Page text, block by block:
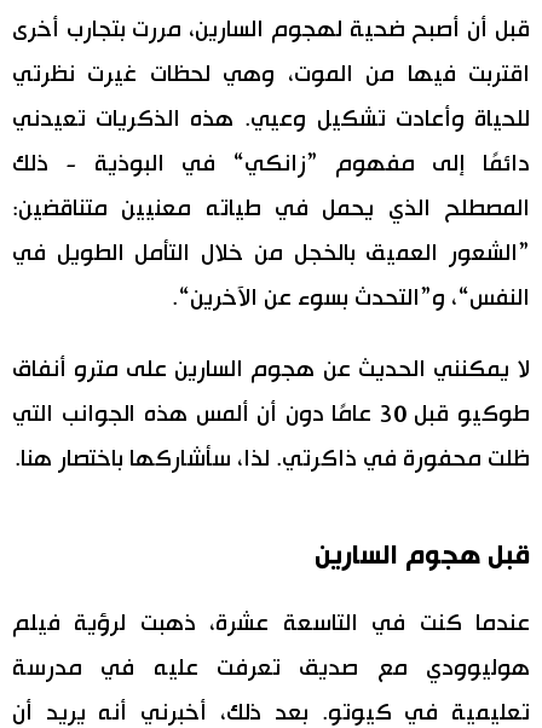
قبل أن أصبح ضحية لهجوم السارين، مررت بتجارب أخرى
اقتربت فيها من الموت، وهي لحظات غيرت نظرتي
للحياة وأعادت تشكيل وعيي. هذه الذكريات تعيدني
دائمًا إلى مفهوم ”زانكي“ في البوذية - ذلك
المصطلح الذي يحمل في طياته معنيين متناقضين:
”الشعور العميق بالخجل من خلال التأمل الطويل في
النفس“، و”التحدث بسوء عن الآخرين“.
لا يمكنني الحديث عن هجوم السارين على مترو أنفاق
طوكيو قبل 30 عامًا دون أن ألمس هذه الجوانب التي
ظلت محفورة في ذاكرتي. لذا، سأشاركها باختصار هنا.
قبل هجوم السارين
عندما كنت في التاسعة عشرة، ذهبت لرؤية فيلم
هوليوودي مع صديق تعرفت عليه في مدرسة
تعليمية في كيوتو. بعد ذلك، أخبرني أنه يريد أن